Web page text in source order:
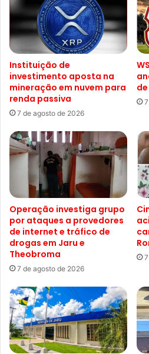
Instituição de
investimento aposta na
mineração em nuvem para
renda passiva
7 de agosto de 2026
Operação investiga grupo
por ataques a provedores
de internet e tráfico de
drogas em Jaru e
Theobroma
7 de agosto de 2026